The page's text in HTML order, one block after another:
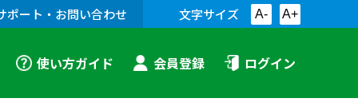
ポート・お問い合わせ 文字サイズ A- A+
使い方ガイド 会員登録 ログイン